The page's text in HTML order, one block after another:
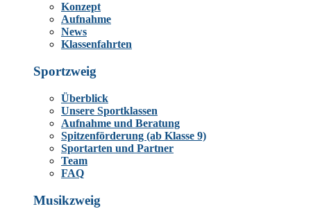
Konzept
Aufnahme
News
Klassenfahrten
Sportzweig
Überblick
Unsere Sportklassen
Aufnahme und Beratung
Spitzenförderung (ab Klasse 9)
Sportarten und Partner
Team
FAQ
Musikzweig